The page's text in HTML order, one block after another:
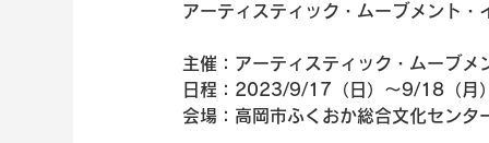
アーティスティック・ムーブメント
主催：アーティスティック・ムーブメ
日程：2023/9/17（日）～9/18（月
会場：高岡市ふくおか総合文化センタ